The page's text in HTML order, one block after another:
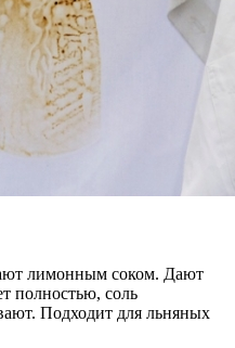
лимонным соком. Дают
полностью, соль
Подходит для льняных